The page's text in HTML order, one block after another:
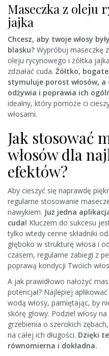
Maseczka z oleju
jajka
Chcesz, aby twoje włosy
blasku? Wypróbuj maseczkę
oleju rycynowego i żółtka
zdziałać cuda. Żółtko,
stymuluje porost włosów,
odżywia i poprawia ich
idealny, który pomoże ci
włosami.
Jak stosować
włosów dla
efektów?
Aby cieszyć się naprawdę
regularne stosowanie
nawykiem. Już jedna
cuda! Kluczem do sukcesu
tylko wtedy cenne składniki
głęboko w strukturę włosa i
czasem, regularne zabiegi z
poprawą kondycji Twoich
A jak prawidłowo nałożyć
potencjał? Najlepiej
wodą włosy, pamiętając, by
skórę głowy. Podziel włosy
grzebienia o szerokich
na całej ich długości. Dzięki
równomierna i dokładna.